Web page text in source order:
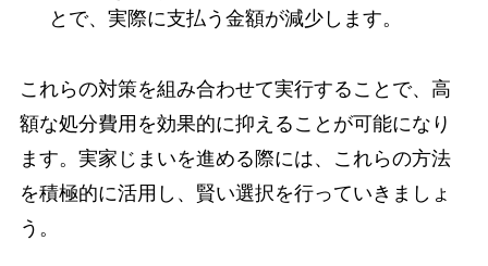
とで、実際に支払う金額が減少します。
これらの対策を組み合わせて実行することで、高
額な処分費用を効果的に抑えることが可能になり
ます。実家じまいを進める際には、これらの方法
を積極的に活用し、賢い選択を行っていきましょ
う。